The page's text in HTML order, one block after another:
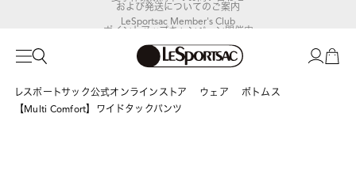
LeSportsac Member's Club
ポイントアップキャンペーン開催中
レスポートサック公式オンラインストア ウェア
ボトムス
【Multi Comfort】ワイドタックパンツ